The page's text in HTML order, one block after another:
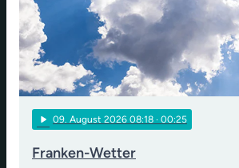
play_arrow 09. August 2026 08:18 · 00:25
Franken-Wetter